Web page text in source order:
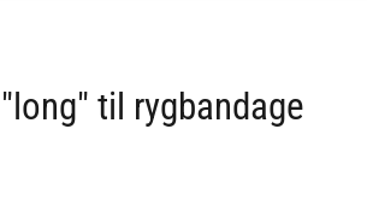
til rygbandage